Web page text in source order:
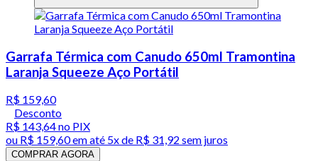
Garrafa Térmica com Canudo 650ml Tramontina
Laranja Squeeze Aço Portátil
R$ 159,60
Desconto
R$ 143,64no PIX
ou R$ 159,60em até 5x de R$ 31,92 sem juros
COMPRAR AGORA